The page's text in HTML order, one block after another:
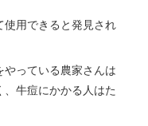
用できると発見され
っている農家さんは
牛痘にかかる人はた